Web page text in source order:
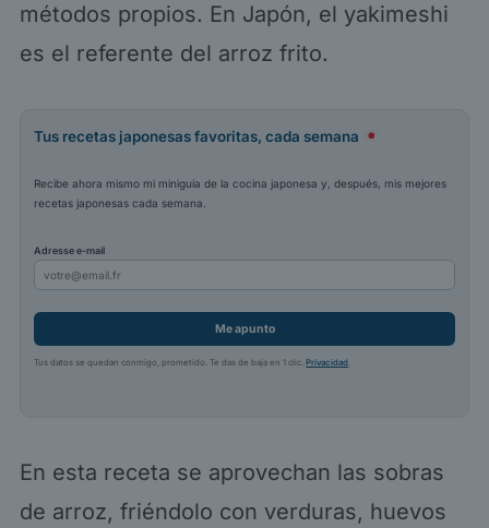
métodos propios. En Japón, el yakimeshi
es el referente del arroz frito.
Tus recetas japonesas favoritas, cada semana
Recibe ahora mismo mi miniguía de la cocina japonesa y, después, mis mejores
recetas japonesas cada semana.
Adresse e-mail
Me apunto
Tus datos se quedan conmigo, prometido. Te das de baja en 1 clic.Privacidad
En esta receta se aprovechan las sobras
de arroz, friéndolo con verduras, huevos